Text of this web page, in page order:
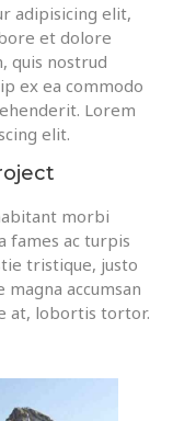
adipisicing elit,
et dolore
quis nostrud
ex ea commodo
Lorem
elit.
morbi
fames ac turpis
tristique, justo
accumsan
at, lobortis tortor.